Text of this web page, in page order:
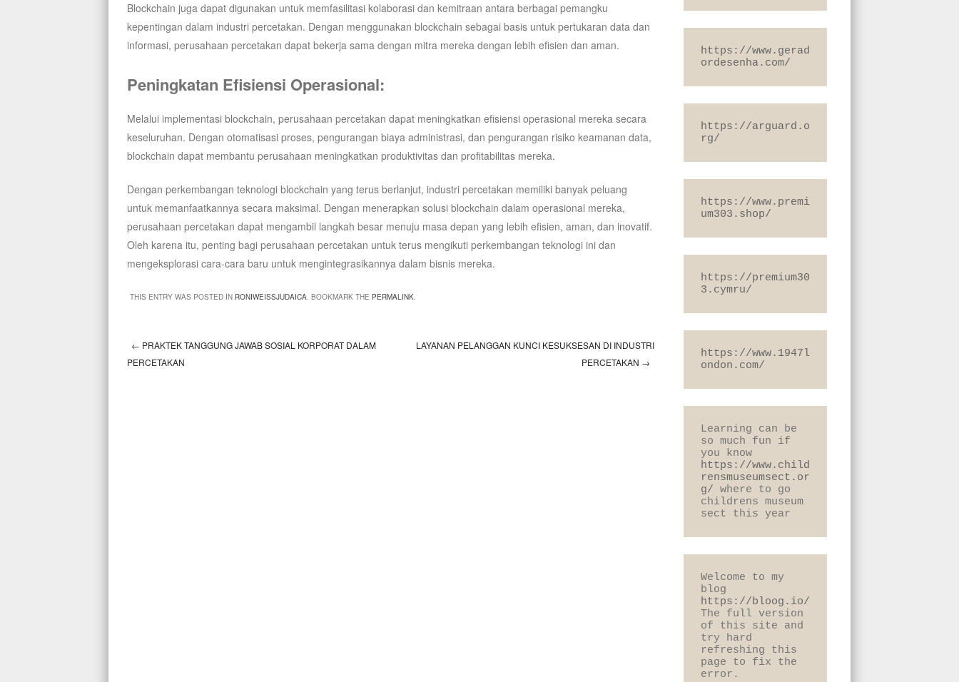
Blockchain juga dapat digunakan untuk memfasilitasi kolaborasi dan kemitraan antara berbagai pemangku
kepentingan dalam industri percetakan. Dengan menggunakan blockchain sebagai basis untuk pertukaran data dan
informasi, perusahaan percetakan dapat bekerja sama dengan mitra mereka dengan lebih efisien dan aman.
Peningkatan Efisiensi Operasional:
Melalui implementasi blockchain, perusahaan percetakan dapat meningkatkan efisiensi operasional mereka secara
keseluruhan. Dengan otomatisasi proses, pengurangan biaya administrasi, dan pengurangan risiko keamanan data,
blockchain dapat membantu perusahaan meningkatkan produktivitas dan profitabilitas mereka.
Dengan perkembangan teknologi blockchain yang terus berlanjut, industri percetakan memiliki banyak peluang
untuk memanfaatkannya secara maksimal. Dengan menerapkan solusi blockchain dalam operasional mereka,
perusahaan percetakan dapat mengambil langkah besar menuju masa depan yang lebih efisien, aman, dan inovatif.
Oleh karena itu, penting bagi perusahaan percetakan untuk terus mengikuti perkembangan teknologi ini dan
mengeksplorasi cara-cara baru untuk mengintegrasikannya dalam bisnis mereka.
THIS ENTRY WAS POSTED IN RONIWEISSJUDAICA . BOOKMARK THE PERMALINK
Post navigation
← PRAKTEK TANGGUNG JAWAB SOSIAL KORPORAT DALAM
PERCETAKAN
LAYANAN PELANGGAN KUNCI KESUKSESAN DI INDUSTRI
PERCETAKAN →
https://www.gerad
ordesenha.com/
https://arguard.o
rg/
https://www.premi
um303.shop/
https://premium30
3.cymru/
https://www.1947l
ondon.com/
Learning can be
so much fun if
you know
https://www.child
rensmuseumsect.or
g/ where to go
childrens museum
sect this year
Welcome to my
https://bloog.io/
The full version
of this site and
try hard
refreshing this
page to fix the
error.